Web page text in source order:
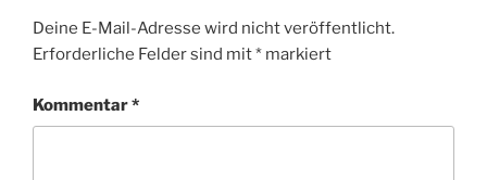
Deine E-Mail-Adresse wird nicht veröffentlicht.
Erforderliche Felder sind mit* markiert
Kommentar*